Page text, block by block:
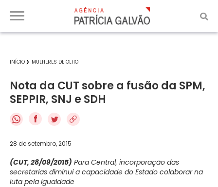
INÍCIO MULHERES DE OLHO
Nota da CUT sobre a fusão da SPM,
SEPPIR, SNJ e SDH
f
28 de setembro, 2015
(CUT, 28/09/2015) Para Central, incorporação das
secretarias diminui a capacidade do Estado colaborar na
luta pela igualdade